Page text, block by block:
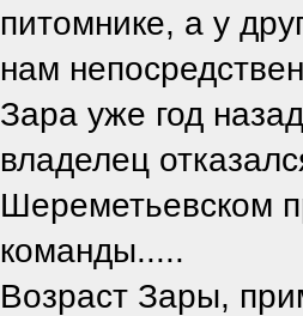
питомнике, а у
нам
Зара уже год
владелец
Шереметьевском
команды.....
Возраст Зары,